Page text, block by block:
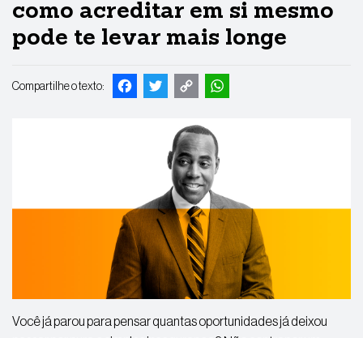
como acreditar em si mesmo
pode te levar mais longe
Compartilhe o texto: Facebook
Twitter
CopyWhatsApp
Você já parou para pensar quantas oportunidades já deixou